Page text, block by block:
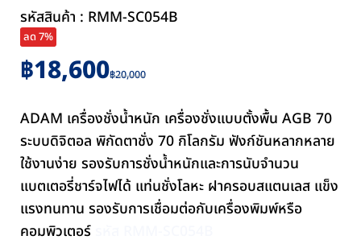
รหัสสินค้า : RMM-SC054B
ลด 7%
฿20,000
Original
price
฿20,000.
฿18,600
Current
price
฿18,600.
ADAM เครื่องชั่งน้ำหนัก เครื่องชั่งแบบตั้งพื้น AGB 70
ระบบดิจิตอล พิกัดตาชั่ง 70 กิโลกรัม ฟังก์ชันหลากหลาย
ใช้งานง่าย รองรับการชั่งน้ำหนักและการนับจำนวน
แบตเตอรี่ชาร์จไฟได้ แท่นชั่งโลหะ ฝาครอบสแตนเลส แข็ง
แรงทนทาน รองรับการเชื่อมต่อกับเครื่องพิมพ์หรือ
คอมพิวเตอร์